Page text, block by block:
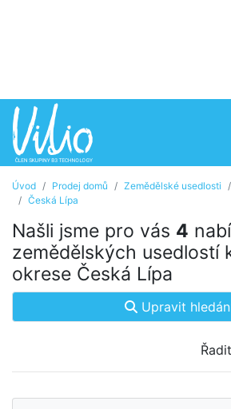
Úvod Prodej domů Zemědělské usedlosti
Česká Lípa
Našli jsme pro vás 4
zemědělských usedlostí
okrese Česká Lípa
Upravit